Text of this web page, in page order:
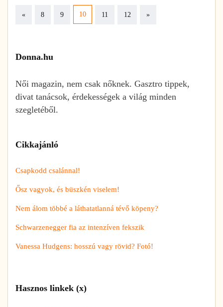
«Previous
8 9 10 11 12 »Next
Donna.hu
Női magazin, nem csak nőknek. Gasztro tippek,
divat tanácsok, érdekességek a világ minden
szegletéből.
Cikkajánló
Csapkodd csalánnal!
Ősz vagyok, és büszkén viselem!
Nem álom többé a láthatatlanná tévő köpeny?
Schwarzenegger fia az intenzíven fekszik
Vanessa Hudgens: hosszú vagy rövid? Fotó!
Hasznos linkek (x)